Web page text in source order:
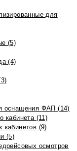
для
(5)
(4)
оснащения ФАП (14)
кабинета (11)
кабинетов (9)
(5)
осмотров